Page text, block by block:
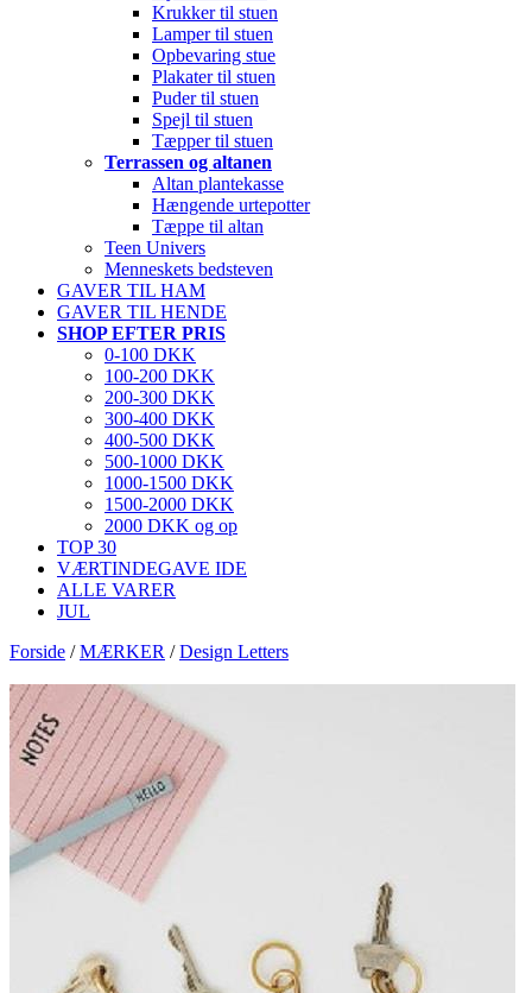
Krukker til stuen
Lamper til stuen
Opbevaring stue
Plakater til stuen
Puder til stuen
Spejl til stuen
Tæpper til stuen
Terrassen og altanen
Altan plantekasse
Hængende urtepotter
Tæppe til altan
Teen Univers
Menneskets bedsteven
GAVER TIL HAM
GAVER TIL HENDE
SHOP EFTER PRIS
0-100 DKK
100-200 DKK
200-300 DKK
300-400 DKK
400-500 DKK
500-1000 DKK
1000-1500 DKK
1500-2000 DKK
2000 DKK og op
TOP 30
VÆRTINDEGAVE IDE
ALLE VARER
JUL
Forside /MÆRKER /Design Letters